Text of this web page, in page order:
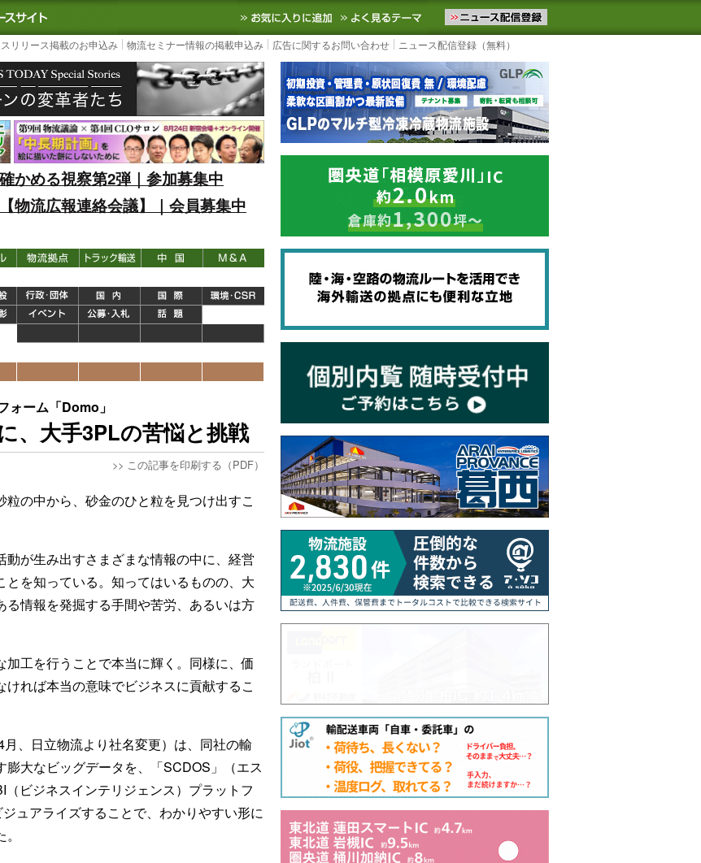
国内最大の物流ニュースサイト3PL, SCMなど国内外の最新の物流ニュースをお届けします。物流ニュースメール配信を登録す
お気に入りに追加 よく見るテーマ
リリース掲載のお申込み 物流セミナー情報の掲載申込み 広告に関するお問い合わせ ニュース配信登録（無料）
かめる視察第2弾｜参加募集中
物流広報連絡会議】｜会員募集中
ォーム「Domo」
、大手3PLの苦悩と挑戦
>> この記事を印刷する（PDF）
の中から、砂金のひと粒を見つけ出すこ
が生み出すさまざまな情報の中に、経営
を知っている。知ってはいるものの、大
情報を発掘する手間や苦労、あるいは方
工を行うことで本当に輝く。同様に、価
れば本当の意味でビジネスに貢献するこ
、日立物流より社名変更）は、同社の輸
大なビッグデータを、「SCDOS」（エス
ビジネスインテリジェンス）プラットフ
ュアライズすることで、わかりやすい形に